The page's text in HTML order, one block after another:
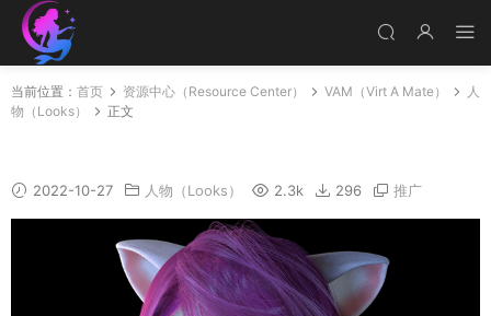
当前位置： 首页 资源中心（Resource Center） VAM（Virt A Mate）
人
物（Looks）
正文
2022-10-27 人物（Looks） 2.3k 296 推广